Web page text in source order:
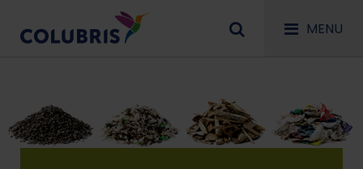
MENU